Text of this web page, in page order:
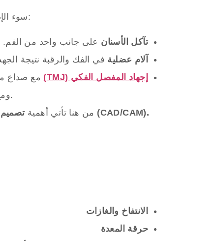
سوء، حيث تتحمل مجموعة معينة من الأسنان العبء الأكبر، مما يؤدي إلى:
تآكل الأسنان على جانب واحد من الفم.
آلام عضلية في الفك والرقبة نتيجة
إجهاد المفصل الفكي (TMJ)
مع صداع
بسبب الضغط غير المتجانس.
من هنا تأتي أهمية التيجان أو الزرعات المصممة بالحاسوب (CAD/CAM).
الانتفاخ والغازات
حرقة المعدة